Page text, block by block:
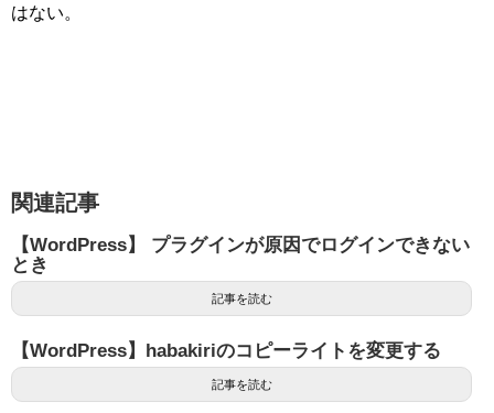
はない。
関連記事
【WordPress】 プラグインが原因でログインできない
とき
記事を読む
【WordPress】habakiriのコピーライトを変更する
記事を読む